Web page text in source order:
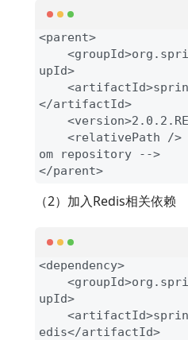
<parent>
upId>
</artifactId>
    <relativePath />
om repository -->
</parent>
（2）加入Redis相关依赖
<dependency>
upId>
edis</artifactId>